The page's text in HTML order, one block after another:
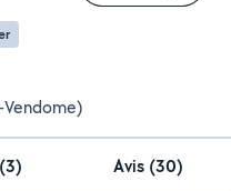
(3) Avis (30)